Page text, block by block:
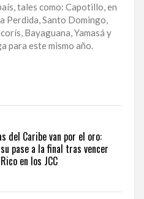
tales como: Capotillo, en
Perdida, Santo Domingo,
Bayaguana, Yamasá y
para este mismo año.
del Caribe van por el oro:
pase a la final tras vencer
en los JCC